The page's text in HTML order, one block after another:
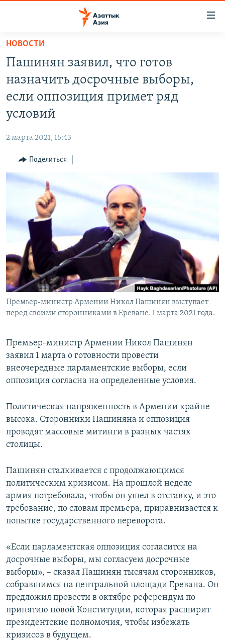
Вернуться
основному
содержанию
главной
Вернутся
поиску
УЗБЕКИСТАН
НА ДРУГИХ ЯЗЫКАХ
КЫРГЫЗЧА
ЎЗБЕКЧА
ТОҶИКӢ
TÜRKMENÇE
ПОДПИШИТЕСЬ НА НАС В СОЦСЕТЯХ
Все сайты РСЕ/РС
НОВОСТИ
Пашинян заявил, что готов
назначить досрочные выборы,
если оппозиция примет ряд
условий
2 марта 2021, 15:43
Поделиться
Премьер-министр Армении Никол Пашинян выступает
перед своими сторонниками в Ереване. 1 марта 2021 года.
Премьер-министр Армении Никол Пашинян
заявил 1 марта о готовности провести
внеочередные парламентские выборы, если
оппозиция согласна на определенные условия.
Политическая напряженность в Армении крайне
высока. Сторонники Пашиняна и оппозиция
проводят массовые митинги в разных частях
столицы.
Пашинян сталкивается с продолжающимся
политическим кризисом. На прошлой неделе
армия потребовала, чтобы он ушел в отставку, и это
требование, по словам премьера, приравнивается к
попытке государственного переворота.
«Если парламентская оппозиция согласится на
досрочные выборы, мы согласуем досрочные
выборы», – сказал Пашинян тысячам сторонников,
собравшимся на центральной площади Еревана. Он
предложил провести в октябре референдум по
принятию новой Конституции, которая расширит
президентские полномочия, чтобы избежать
кризисов в будущем.